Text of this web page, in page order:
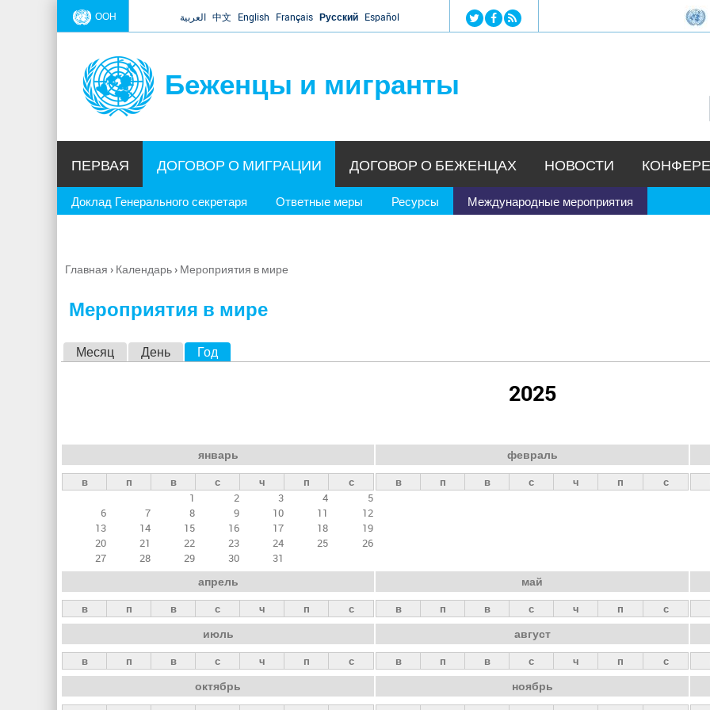
Jump to navigation
ООН العربية 中文 English Français Русский Español
Беженцы и мигранты
ПЕРВАЯ ДОГОВОР О МИГРАЦИИ
Доклад Генерального секретаря Ответные меры Ресурсы Международные мероприятия
ДОГОВОР О БЕЖЕНЦАХ НОВОСТИ
Вы
Главная › Календарь› Мероприятия в мире
Мероприятия в мире
н
ы
е
а
д
к
и
Месяц День Год
2025
январь
в п в с ч п
с
1
2 3 4
5
6
7 8 9 10 11
12
13
14 15 16 17 18
19
20
21 22 23 24 25
26
27
28 29 30 31
февраль
в п в с ч п с
апрель
в п в с ч п с
май
в п в с ч п с
июль
в п в с ч п с
август
в п в с ч п с
октябрь ноябрь